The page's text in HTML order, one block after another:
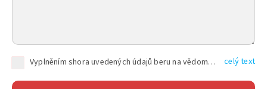
Vyplněním shora uvedených údajů beru na vědomí, že společnost TEXT FACTORY s.r.o., sídlem Brno, Durďákova 336/29, Černá Pole, PSČ: 613 00, IČ: 06157831, zapsané u Krajského soudu v Brně, oddíl C, vložka 100399, bude zpracovávat mé osobní údaje uvedené v rámci mnou vyplněného registračního formuláře na základě oprávněných zájmů TEXT FACTORY s.r.o. dle čl. 6 odst. 1 písm. f) GDPR a pro splnění právních povinností (čl. 6 odst. 1 písm. c) GDPR), a to pro tyto účely: nezbytnost zajistit oprávnění návštěvníka webových stránek provozovaných společností TEXT FACTORY s.r.o. přispívat aktivně ke zveřejněným článkům nebo v rámci diskusních fór a výkon práv TEXT FACTORY s.r.o. jako administrátora těchto diskusních fór. Více informací o zpracování osobních údajů a právech lze nalézt v celý text